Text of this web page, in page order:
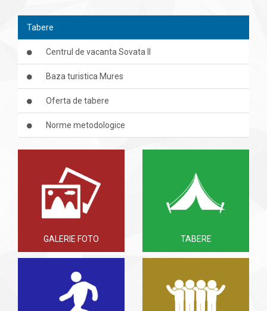
Tabere
Centrul de vacanta Sovata II
Baza turistica Mures
Oferta de tabere
Norme metodologice
GALERIE FOTO TABERE